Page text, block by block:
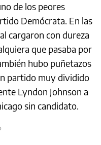
de los peores
Demócrata. En las
cargaron con dureza
que pasaba por
hubo puñetazos
partido muy dividido
Lyndon Johnson a
sin candidato.